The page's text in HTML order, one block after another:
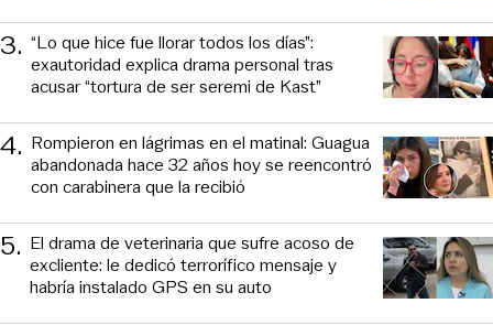
3. “Lo que hice fue llorar todos los días”:
exautoridad explica drama personal tras
acusar “tortura de ser seremi de Kast”
4. Rompieron en lágrimas en el matinal: Guagua
abandonada hace 32 años hoy se reencontró
con carabinera que la recibió
5. El drama de veterinaria que sufre acoso de
excliente: le dedicó terrorífico mensaje y
habría instalado GPS en su auto